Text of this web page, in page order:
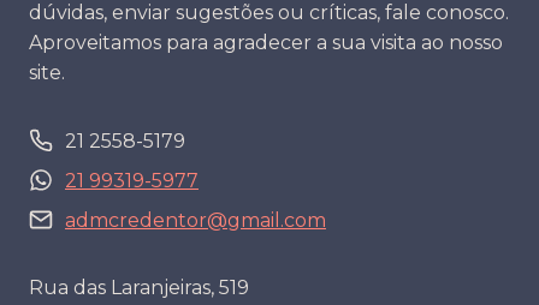
dúvidas, enviar sugestões ou críticas, fale conosco.
Aproveitamos para agradecer a sua visita ao nosso
site.
21 2558-5179
21 99319-5977
admcredentor@gmail.com
Rua das Laranjeiras, 519